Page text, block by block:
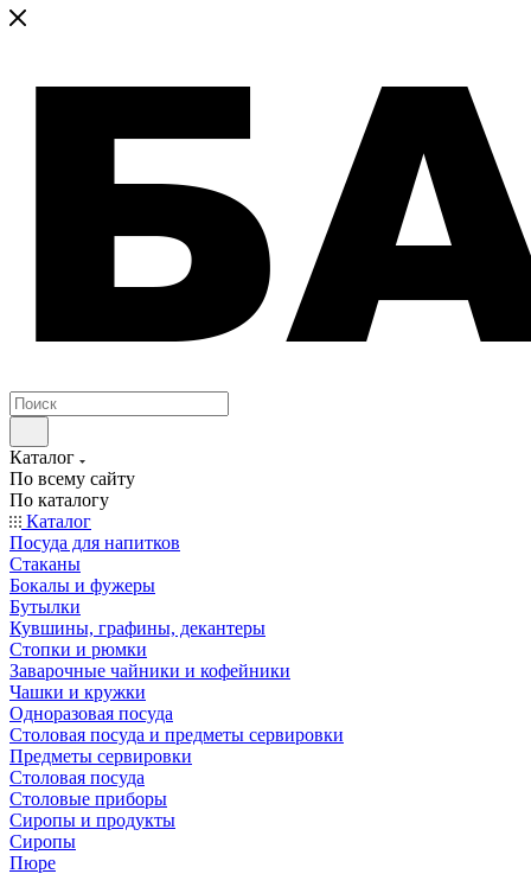
Каталог
По всему сайту
По каталогу
Каталог
Посуда для напитков
Стаканы
Бокалы и фужеры
Бутылки
Кувшины, графины, декантеры
Стопки и рюмки
Заварочные чайники и кофейники
Чашки и кружки
Одноразовая посуда
Столовая посуда и предметы сервировки
Предметы сервировки
Столовая посуда
Столовые приборы
Сиропы и продукты
Сиропы
Пюре